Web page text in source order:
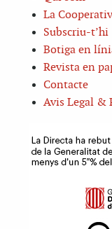
La
Subscriu-t’hi
Botiga en
Revista en
Contacte
Avis Legal &